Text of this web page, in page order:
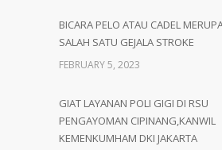
BICARA PELO ATAU CADEL
SALAH SATU GEJALA STROKE
FEBRUARY 5, 2023
GIAT LAYANAN POLI GIGI DI RSU
PENGAYOMAN CIPINANG,KANWIL
KEMENKUMHAM DKI JAKARTA